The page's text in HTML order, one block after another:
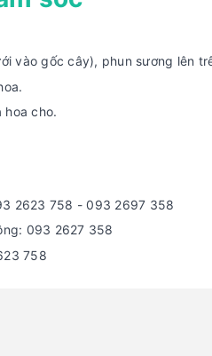
vào gốc cây), phun sương lên
hoa cho.
2623 758 - 093 2697 358
093 2627 358
758